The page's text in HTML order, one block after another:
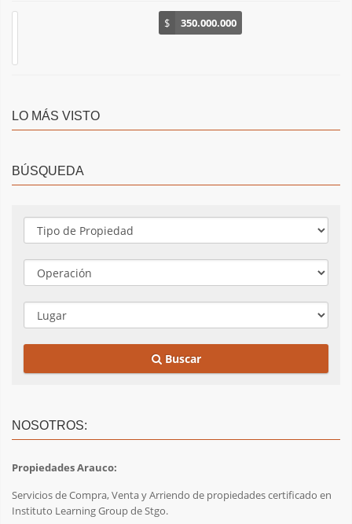
$ 350.000.000
LO MÁS VISTO
BÚSQUEDA
Buscar
NOSOTROS:
Propiedades Arauco:
Servicios de Compra, Venta y Arriendo de propiedades certificado en
Instituto Learning Group de Stgo.